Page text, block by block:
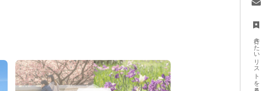
行きたいリストを見る